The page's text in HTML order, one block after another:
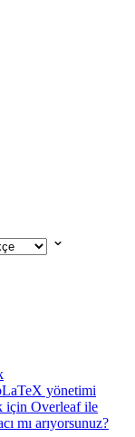
yönetimi
için Overleaf ile
mı arıyorsunuz?